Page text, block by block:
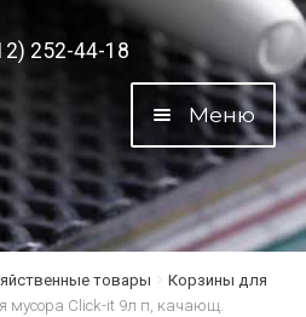
252-44-18
Меню
товары
Корзины для
мусора Click-it 9л п, качающ.